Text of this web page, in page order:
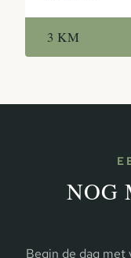
3 KM
NOG
Begin de dag met